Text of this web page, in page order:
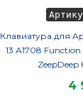
Клавиатура для
13 A1708 Function
4